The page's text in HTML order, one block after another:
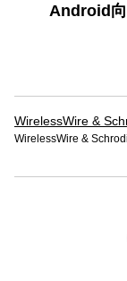
Android
WirelessWire &
WirelessWire &